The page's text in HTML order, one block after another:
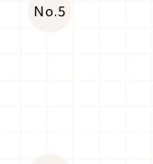
No.5